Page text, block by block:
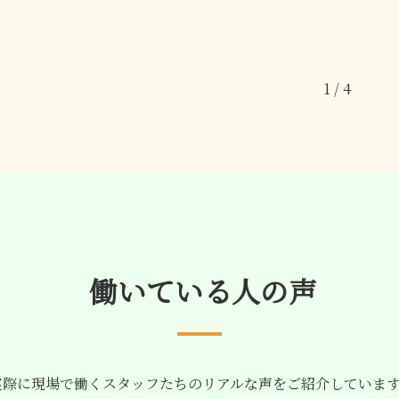
1 / 4
働いている人の声
に現場で働くスタッフたちのリアルな声をご紹介していま